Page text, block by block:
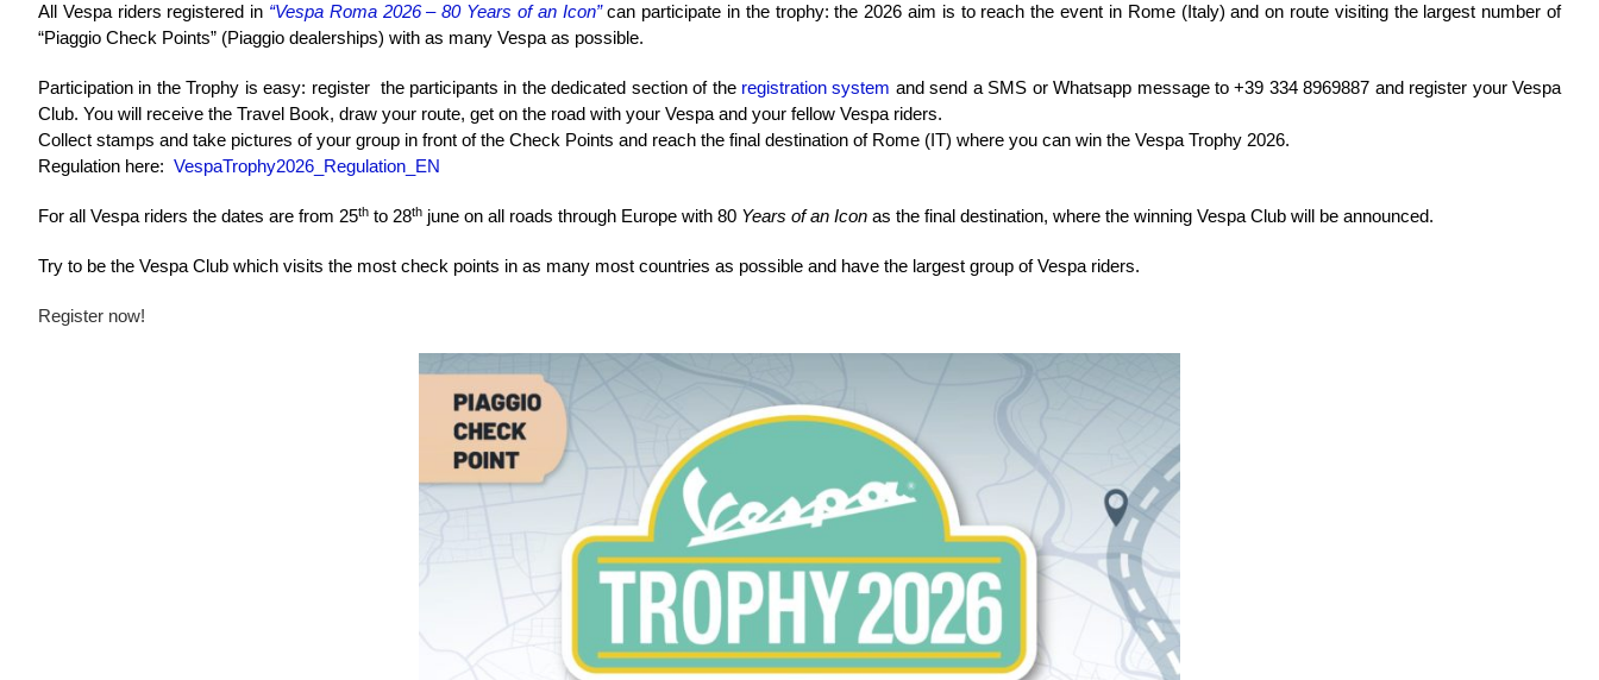
All Vespa riders registered in “Vespa Roma 2026 – 80 Years of an Icon”can participate in the trophy: the 2026 aim is to reach theevent in Rome (Italy)and on route visiting the largest number of
“Piaggio Check Points” (Piaggio dealerships) with as many Vespa as possible.
Participation in the Trophy is easy: register the participants in the dedicated section of the registration system and send a SMS or Whatsapp message to +39 334 8969887 and register your Vespa
Club. You will receive the Travel Book, draw your route, get on the road with your Vespa and your fellow Vespa riders.
Collect stamps and take pictures of your group in front of the Check Points and reach the final destination of Rome (IT) where you can win the Vespa Trophy 2026.
Regulation here: VespaTrophy2026_Regulation_EN
For all Vespa riders the dates are from 25th to 28th june on all roads through Europe with 80 Years of an Icon as the final destination, where the winning Vespa Club will be announced.
Try to be the Vespa Club which visits the most check points in as many most countries as possible and have the largest group of Vespa riders.
Register now!